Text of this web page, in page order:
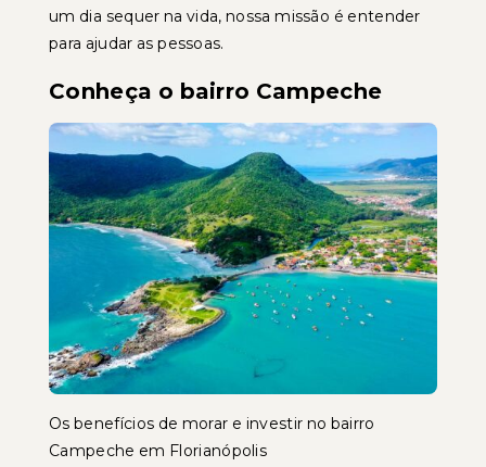
um dia sequer na vida, nossa missão é entender
para ajudar as pessoas.
Conheça o bairro Campeche
Os benefícios de morar e investir no bairro
Campeche em Florianópolis